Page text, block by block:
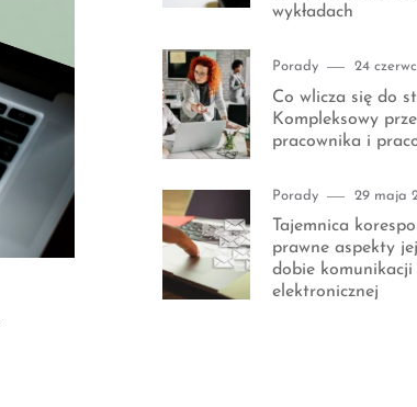
wykładach
Category
Porady
Posted
24
Co wlicza się do
Kompleksowy
pracownika i
Category
Porady
Posted
on
29 maja
Tajemnica
prawne aspekty
dobie komunikacji
elektronicznej